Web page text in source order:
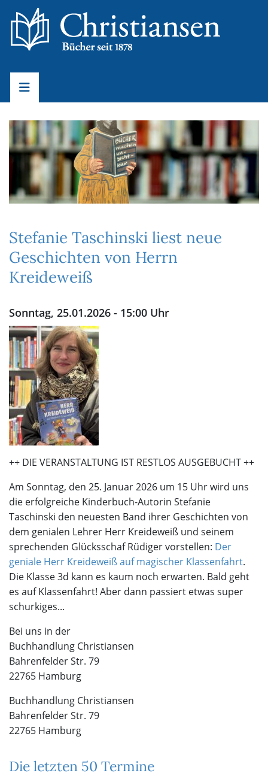
Stefanie Taschinski liest neue
Geschichten von Herrn
Kreideweiß
Sonntag, 25.01.2026 - 15:00 Uhr
++ DIE VERANSTALTUNG IST RESTLOS AUSGEBUCHT ++
Am Sonntag, den 25. Januar 2026 um 15 Uhr wird uns
die erfolgreiche Kinderbuch-Autorin Stefanie
Taschinski den neuesten Band ihrer Geschichten von
dem genialen Lehrer Herr Kreideweiß und seinem
sprechenden Glücksschaf Rüdiger vorstellen: Der
geniale Herr Kreideweiß auf magischer Klassenfahrt.
Die Klasse 3d kann es kaum noch erwarten. Bald geht
es auf Klassenfahrt! Aber dann passiert etwas super
schurkiges...
Bei uns in der
Buchhandlung Christiansen
Bahrenfelder Str. 79
22765 Hamburg
Buchhandlung Christiansen
Bahrenfelder Str. 79
22765 Hamburg
Die letzten 50 Termine